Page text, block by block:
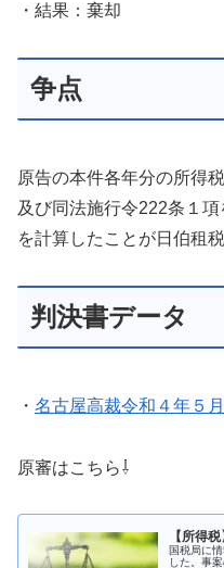
・結果：棄却
争点
原告の本件各年分の所得
及び同法施行令222条１
を計算したことが日伯租
判決書データ
・ 名古屋高裁令和４年５
原審はこちら⇩
【所得
国税局に
した。事